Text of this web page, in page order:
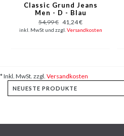
Classic Grund Jeans
Men - D - Blau
54,99 € 41,24 €
inkl. MwSt und zzgl. Versandkosten
* Inkl. MwSt. zzgl. Versandkosten